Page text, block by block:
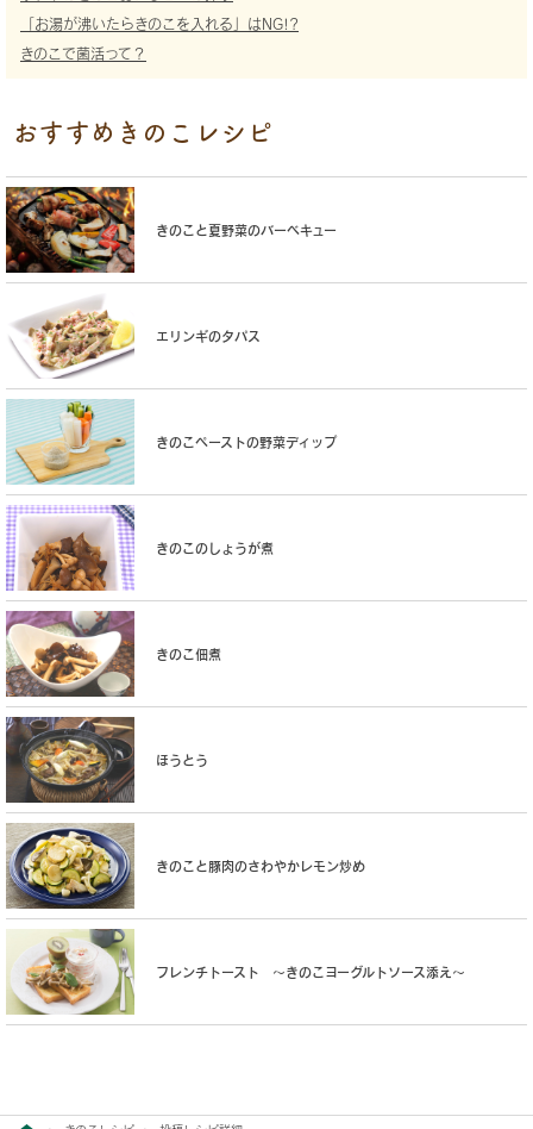
「お湯が沸いたらきのこを入れる」はNG!?
きのこで菌活って？
おすすめきのこレシピ
きのこと夏野菜のバーベキュー
エリンギのタパス
きのこペーストの野菜ディップ
きのこのしょうが煮
きのこ佃煮
ほうとう
きのこと豚肉のさわやかレモン炒め
フレンチトースト 〜きのこヨーグルトソース添え〜